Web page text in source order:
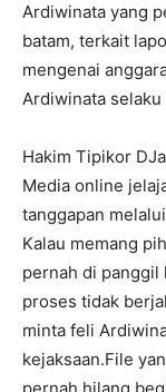
Ardiwinata yang
batam, terkait
mengenai
Ardiwinata selaku
Hakim Tipikor
Media online
tanggapan
Kalau memang
pernah di panggil
proses tidak
minta feli
kejaksaan.File